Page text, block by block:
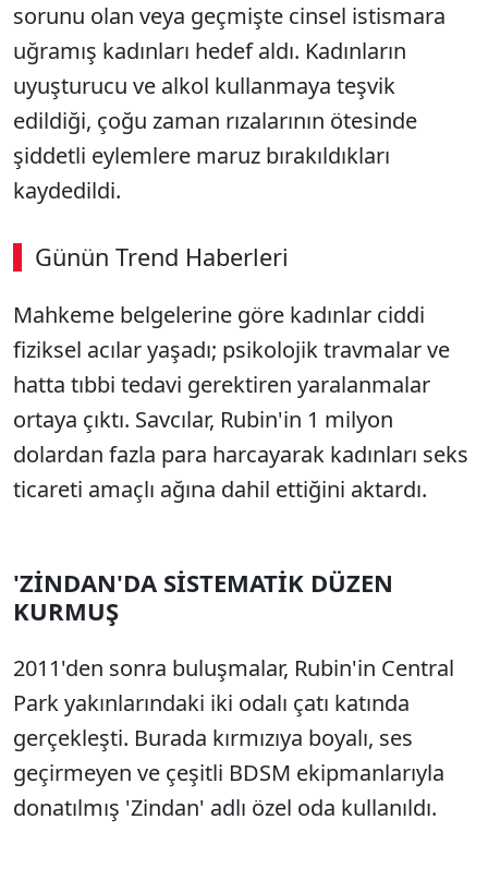
sorunu olan veya geçmişte cinsel istismara
uğramış kadınları hedef aldı. Kadınların
uyuşturucu ve alkol kullanmaya teşvik
edildiği, çoğu zaman rızalarının ötesinde
şiddetli eylemlere maruz bırakıldıkları
kaydedildi.
Günün Trend Haberleri
Mahkeme belgelerine göre kadınlar ciddi
fiziksel acılar yaşadı; psikolojik travmalar ve
hatta tıbbi tedavi gerektiren yaralanmalar
ortaya çıktı. Savcılar, Rubin'in 1 milyon
dolardan fazla para harcayarak kadınları seks
ticareti amaçlı ağına dahil ettiğini aktardı.
'ZİNDAN'DA SİSTEMATİK DÜZEN
KURMUŞ
2011'den sonra buluşmalar, Rubin'in Central
Park yakınlarındaki iki odalı çatı katında
gerçekleşti. Burada kırmızıya boyalı, ses
geçirmeyen ve çeşitli BDSM ekipmanlarıyla
donatılmış 'Zindan' adlı özel oda kullanıldı.